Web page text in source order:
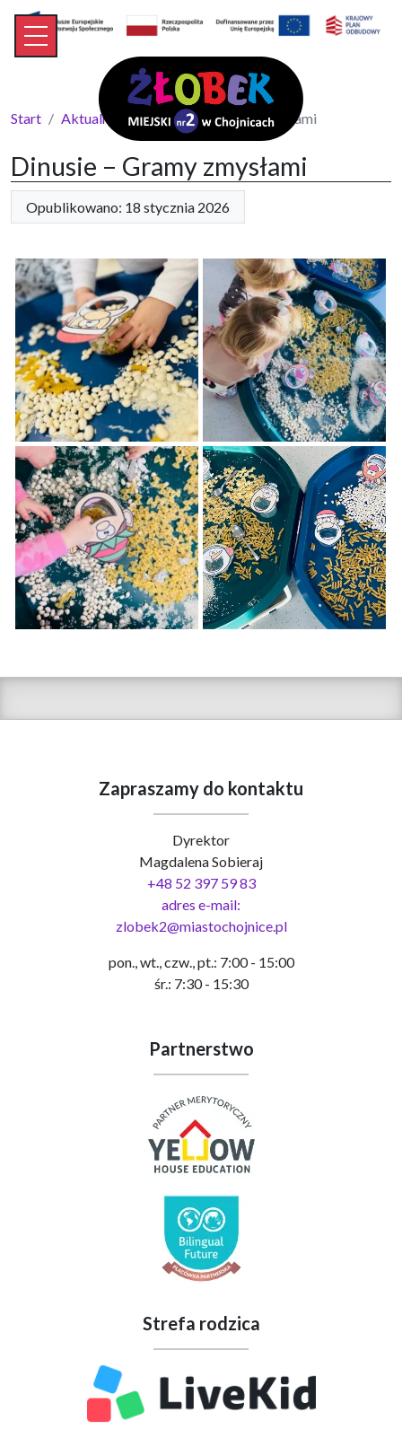
Start Aktualności Dinusie – Gramy zmysłami
Dinusie – Gramy zmysłami
Opublikowano: 18 stycznia 2026
Zapraszamy do kontaktu
Dyrektor
Magdalena Sobieraj
+48 52 397 59 83
adres e-mail:
zlobek2@miastochojnice.pl
pon., wt., czw., pt.: 7:00 - 15:00
śr.: 7:30 - 15:30
Partnerstwo
Strefa rodzica